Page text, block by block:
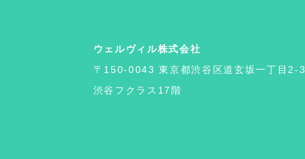
ウェルヴィル株式会社
〒150-0043 東京都渋谷区道玄坂一丁目2-3
渋谷フクラス17階